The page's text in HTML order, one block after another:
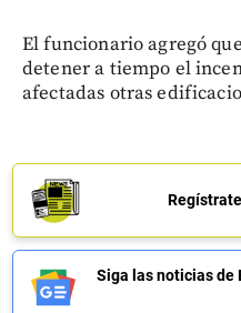
El funcionario agregó
detener a tiempo el
afectadas otras
Siga las noticias de